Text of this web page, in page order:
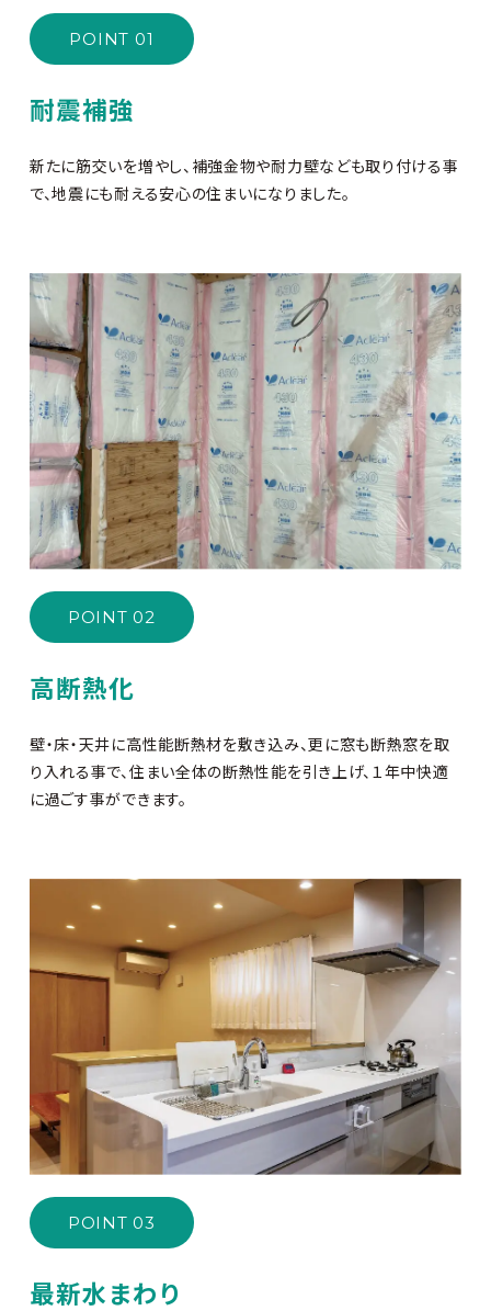
POINT 01
耐震補強
新たに筋交いを増やし、補強金物や耐力壁なども取り付ける事
で、地震にも耐える安心の住まいになりました。
POINT 02
高断熱化
壁・床・天井に高性能断熱材を敷き込み、更に窓も断熱窓を取
り入れる事で、住まい全体の断熱性能を引き上げ、１年中快適
に過ごす事ができます。
POINT 03
最新水まわり